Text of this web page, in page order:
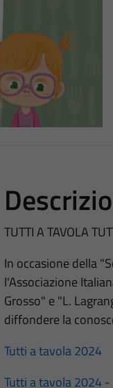
TUTTI A TAVOLA
In occasione della
l'Associazione
Grosso" e "L.
diffondere la
Tutti a tavola 2024
Tutti a tavola 2024